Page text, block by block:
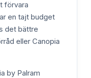
förvara
en tajt budget
det bättre
eller Canopia
by Palram